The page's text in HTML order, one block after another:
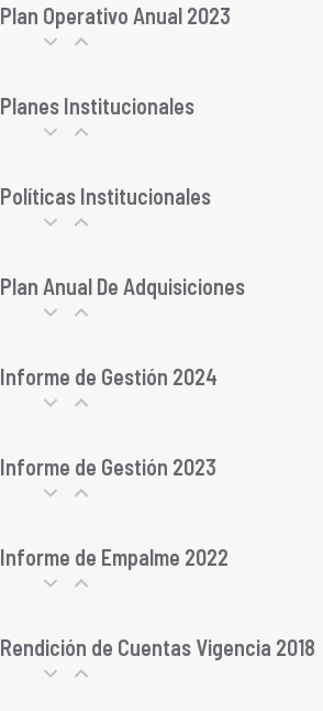
Plan Operativo Anual 2023
Planes Institucionales
Políticas Institucionales
Plan Anual De Adquisiciones
Informe de Gestión 2024
Informe de Gestión 2023
Informe de Empalme 2022
Rendición de Cuentas Vigencia 2018